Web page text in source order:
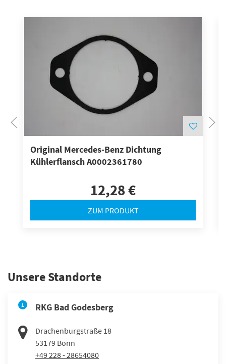
Original Mercedes-Benz Dichtung
Kühlerflansch A0002361780
12,28 €
ZUM PRODUKT
Unsere Standorte
1 RKG Bad Godesberg
Drachenburgstraße 18
53179 Bonn
+49 228 - 28654080